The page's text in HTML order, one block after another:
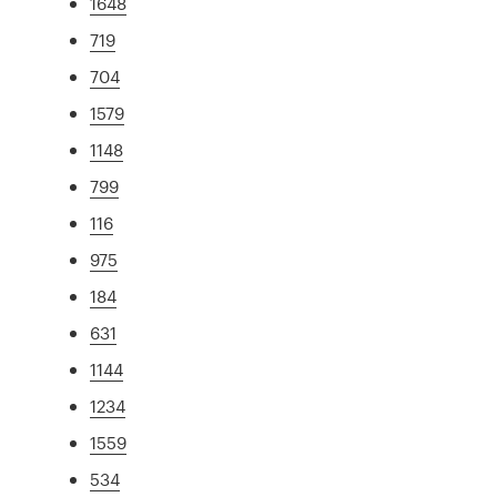
719
704
1579
1148
799
116
975
184
631
1144
1234
1559
534